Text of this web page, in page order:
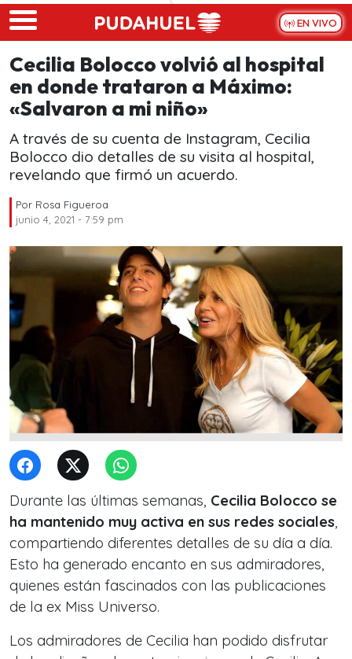
Skip to main content
EN VIVO
Cecilia Bolocco volvió al hospital
en donde trataron a Máximo:
«Salvaron a mi niño»
A través de su cuenta de Instagram, Cecilia
Bolocco dio detalles de su visita al hospital,
revelando que firmó un acuerdo.
Por Rosa Figueroa
junio 4, 2021 - 7:59 pm
Durante las últimas semanas, Cecilia Bolocco se
ha mantenido muy activa en sus redes sociales,
compartiendo diferentes detalles de su día a día.
Esto ha generado encanto en sus admiradores,
quienes están fascinados con las publicaciones
de la ex Miss Universo.
Los admiradores de Cecilia han podido disfrutar